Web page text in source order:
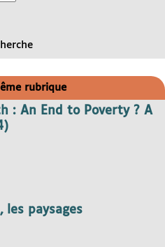
rubrique
: An End to Poverty ? A
les paysages